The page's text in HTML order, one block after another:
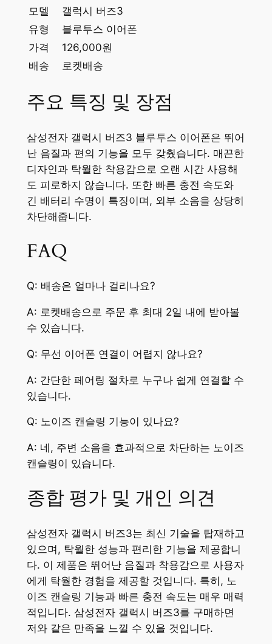
모델
갤럭시 버즈3
유형
블루투스 이어폰
가격
126,000원
배송
로켓배송
주요 특징 및 장점
삼성전자 갤럭시 버즈3 블루투스 이어폰은 뛰어
난 음질과 편의 기능을 모두 갖췄습니다. 매끈한
디자인과 탁월한 착용감으로 오랜 시간 사용해
도 피로하지 않습니다. 또한 빠른 충전 속도와
긴 배터리 수명이 특징이며, 외부 소음을 상당히
차단해줍니다.
FAQ
Q: 배송은 얼마나 걸리나요?
A: 로켓배송으로 주문 후 최대 2일 내에 받아볼
수 있습니다.
Q: 무선 이어폰 연결이 어렵지 않나요?
A: 간단한 페어링 절차로 누구나 쉽게 연결할 수
있습니다.
Q: 노이즈 캔슬링 기능이 있나요?
A: 네, 주변 소음을 효과적으로 차단하는 노이즈
캔슬링이 있습니다.
종합 평가 및 개인 의견
삼성전자 갤럭시 버즈3는 최신 기술을 탑재하고
있으며, 탁월한 성능과 편리한 기능을 제공합니
다. 이 제품은 뛰어난 음질과 착용감으로 사용자
에게 탁월한 경험을 제공할 것입니다. 특히, 노
이즈 캔슬링 기능과 빠른 충전 속도는 매우 매력
적입니다. 삼성전자 갤럭시 버즈3를 구매하면
저와 같은 만족을 느낄 수 있을 것입니다.